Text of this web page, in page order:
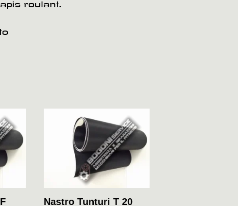
roulant.
Nastro Tunturi T 20